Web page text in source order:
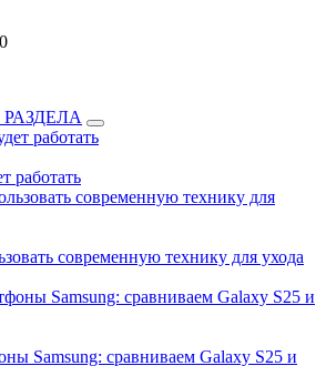
работать
современную технику для ухода
Samsung: сравниваем Galaxy S25 и